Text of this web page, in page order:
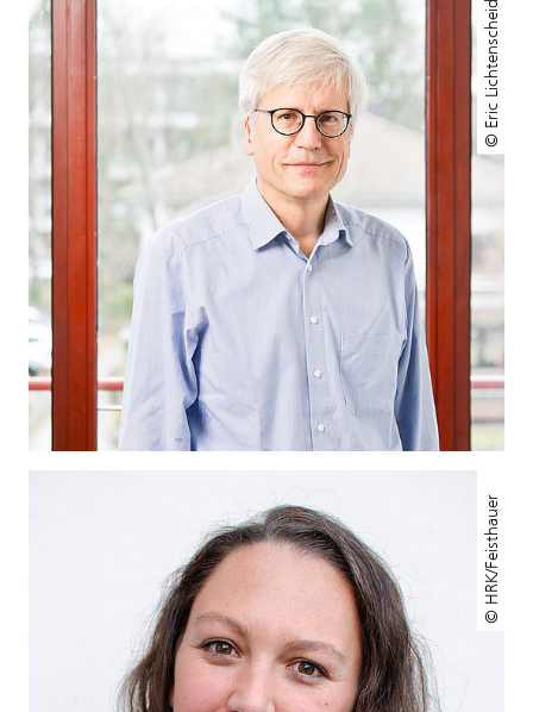
© Eric Lichtenscheid
© HRK/Feisthauer